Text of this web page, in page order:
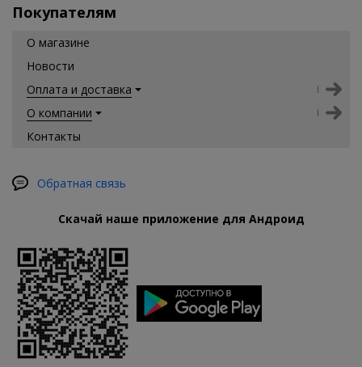
Покупателям
О магазине
Новости
Оплата и доставка
О компании
Контакты
Обратная связь
Скачай наше приложение для Андроид